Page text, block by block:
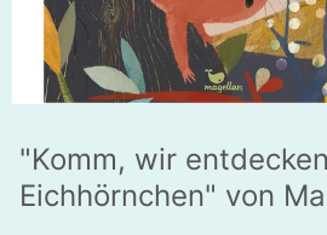
"Komm, wir
Eichhörnchen" von